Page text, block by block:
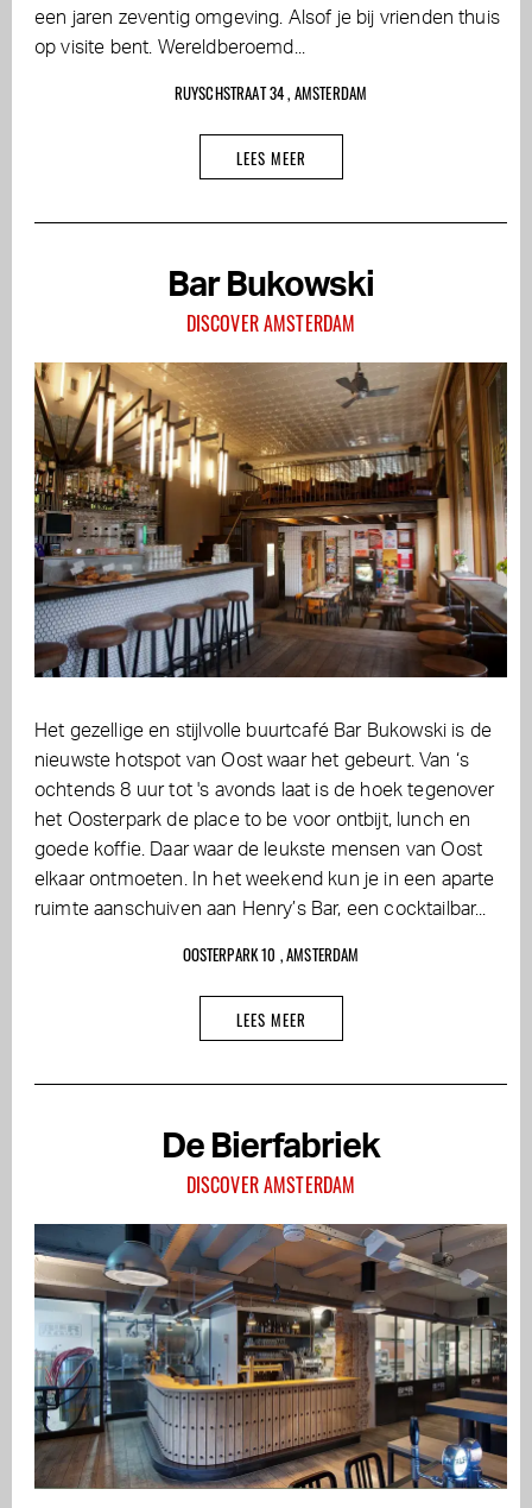
een jaren zeventig omgeving. Alsof je bij vrienden thuis
op visite bent. Wereldberoemd...
RUYSCHSTRAAT 34 , AMSTERDAM
LEES MEER
Bar Bukowski
DISCOVER AMSTERDAM
Het gezellige en stijlvolle buurtcafé Bar Bukowski is de
nieuwste hotspot van Oost waar het gebeurt. Van ‘s
ochtends 8 uur tot 's avonds laat is de hoek tegenover
het Oosterpark de place to be voor ontbijt, lunch en
goede koffie. Daar waar de leukste mensen van Oost
elkaar ontmoeten. In het weekend kun je in een aparte
ruimte aanschuiven aan Henry’s Bar, een cocktailbar...
OOSTERPARK 10 , AMSTERDAM
LEES MEER
De Bierfabriek
DISCOVER AMSTERDAM